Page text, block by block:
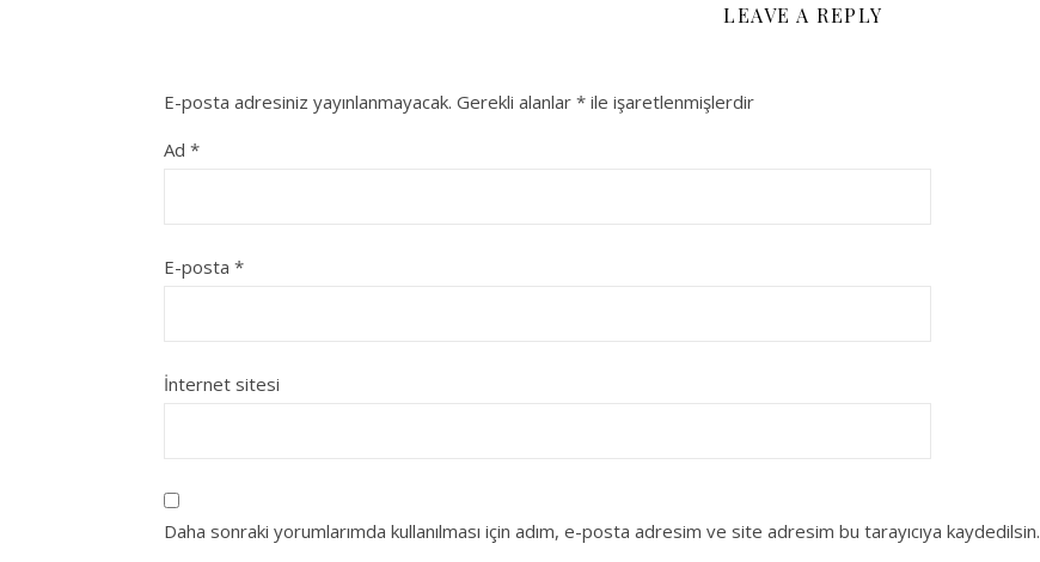
LEAVE A REPLY
E-posta adresiniz yayınlanmayacak. Gerekli alanlar * ile işaretlenmişlerdir
Ad *
E-posta *
İnternet sitesi
Daha sonraki yorumlarımda kullanılması için adım, e-posta adresim ve site adresim bu tarayıcıya kaydedilsin.